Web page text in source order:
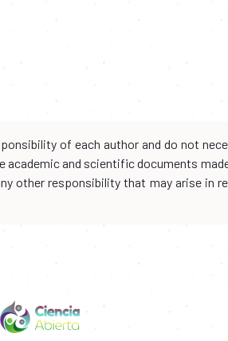
of each author and do not
and scientific documents
other responsibility that may arise in